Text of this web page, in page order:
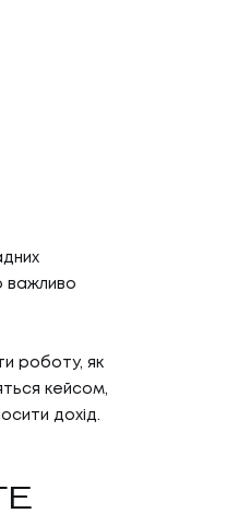
важливо
роботу, як
кейсом,
дохід.